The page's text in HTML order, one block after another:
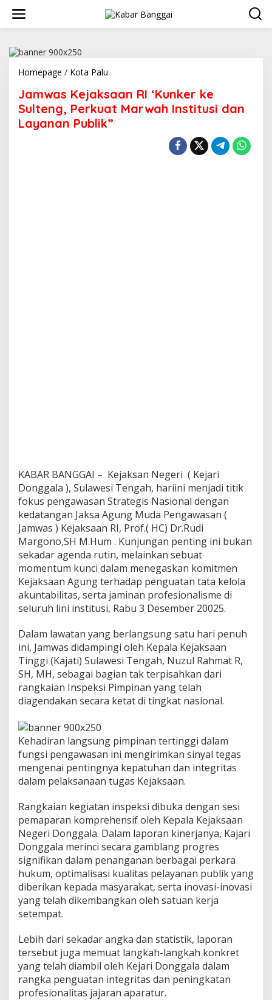
konten
Homepage / Kota Palu
RI
'Kunker
ke
Sulteng,
Jamwas Kejaksaan RI ‘Kunker ke
Sulteng, Perkuat Marwah Institusi dan
Layanan Publik”
KABAR BANGGAI – Kejaksan Negeri ( Kejari
Donggala ), Sulawesi Tengah, hariini menjadi titik
fokus pengawasan Strategis Nasional dengan
kedatangan Jaksa Agung Muda Pengawasan (
Jamwas ) Kejaksaan RI, Prof.( HC) Dr.Rudi
Margono,SH M.Hum . Kunjungan penting ini bukan
sekadar agenda rutin, melainkan sebuat
momentum kunci dalam menegaskan komitmen
Kejaksaan Agung terhadap penguatan tata kelola
akuntabilitas, serta jaminan profesionalisme di
seluruh lini institusi, Rabu 3 Desember 20025.
Dalam lawatan yang berlangsung satu hari penuh
ini, Jamwas didampingi oleh Kepala Kejaksaan
Tinggi (Kajati) Sulawesi Tengah, Nuzul Rahmat R,
SH, MH, sebagai bagian tak terpisahkan dari
rangkaian Inspeksi Pimpinan yang telah
diagendakan secara ketat di tingkat nasional.
Kehadiran langsung pimpinan tertinggi dalam
fungsi pengawasan ini mengirimkan sinyal tegas
mengenai pentingnya kepatuhan dan integritas
dalam pelaksanaan tugas Kejaksaan.
Rangkaian kegiatan inspeksi dibuka dengan sesi
pemaparan komprehensif oleh Kepala Kejaksaan
Negeri Donggala. Dalam laporan kinerjanya, Kajari
Donggala merinci secara gamblang progres
signifikan dalam penanganan berbagai perkara
hukum, optimalisasi kualitas pelayanan publik yang
diberikan kepada masyarakat, serta inovasi-inovasi
yang telah dikembangkan oleh satuan kerja
setempat.
Lebih dari sekadar angka dan statistik, laporan
tersebut juga memuat langkah-langkah konkret
yang telah diambil oleh Kejari Donggala dalam
rangka penguatan integritas dan peningkatan
profesionalitas jajaran aparatur.